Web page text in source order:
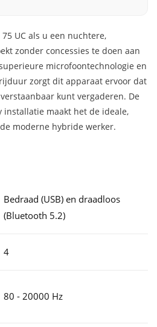
UC als u een nuchtere,
zonder concessies te doen aan
microfoontechnologie en
zorgt dit apparaat ervoor dat
kunt vergaderen. De
maakt het de ideale,
moderne hybride werker.
Bedraad (USB) en draadloos
(Bluetooth 5.2)
4
80 - 20000 Hz